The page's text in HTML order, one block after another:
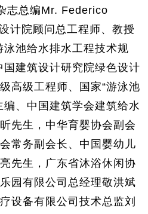
志总编Mr. Federico
计院顾问总工程师、教授
泳池给水排水工程技术规
国建筑设计研究院绿色设计
高级工程师、国家“游泳池
编、中国建筑学会建筑给水
先生，中华育婴协会副会
常务副会长、中国婴幼儿
先生，广东省沐浴休闲协
园有限公司总经理敬洪斌
设备有限公司技术总监刘